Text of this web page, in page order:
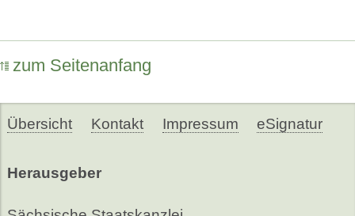
zum Seitenanfang
Übersicht Kontakt Impressum eSignatur
Herausgeber